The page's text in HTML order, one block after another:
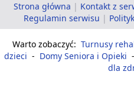
Strona główna | Kontakt z
Regulamin serwisu |
Warto zobaczyć: Turnusy
dzieci - Domy Seniora i Opieki -
dla